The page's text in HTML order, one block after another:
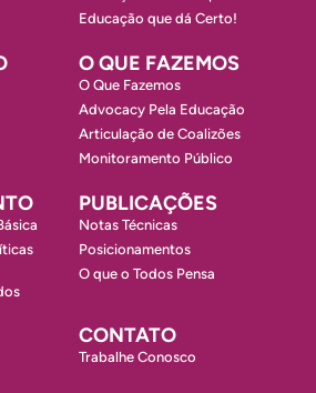
Educação que dá Certo!
O QUE FAZEMOS
O Que Fazemos
Advocacy Pela Educação
Articulação de Coalizões
Monitoramento Público
PUBLICAÇÕES
Notas Técnicas
Posicionamentos
O que o Todos Pensa
CONTATO
Trabalhe Conosco